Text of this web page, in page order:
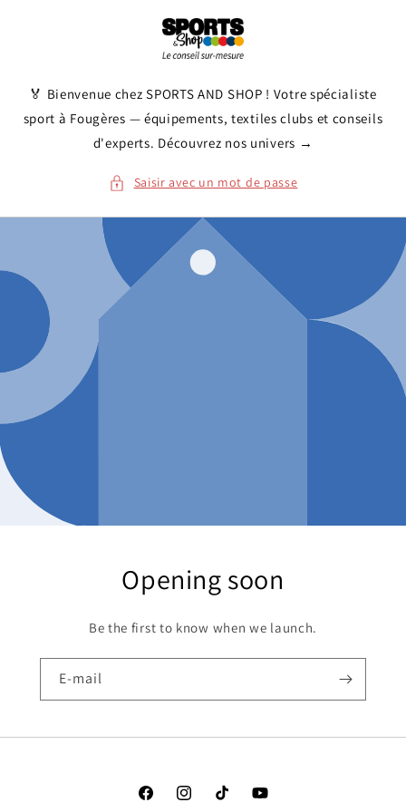
🏅 Bienvenue chez SPORTS AND SHOP ! Votre spécialiste
sport à Fougères — équipements, textiles clubs et conseils
d'experts. Découvrez nos univers →
Saisir avec un mot de passe
Opening soon
Be the first to know when we launch.
E-mail
FacebookInstagramTikTok YouTube